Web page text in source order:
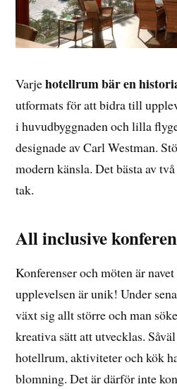
Varjehotellrum bär en
utformats för att bidra till
i huvudbyggnaden och lilla
designade av Carl Westman.
modern känsla. Det bästa av
tak.
All inclusive
Konferenser och möten är
upplevelsen är unik! Under
växt sig allt större och man
kreativa sätt att utvecklas.
hotellrum, aktiviteter och kök
blomning. Det är därför inte